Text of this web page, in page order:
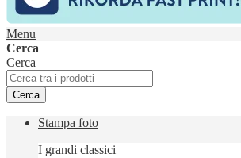
Menu
Cerca
Cerca
Cerca
Stampa foto
I grandi classici